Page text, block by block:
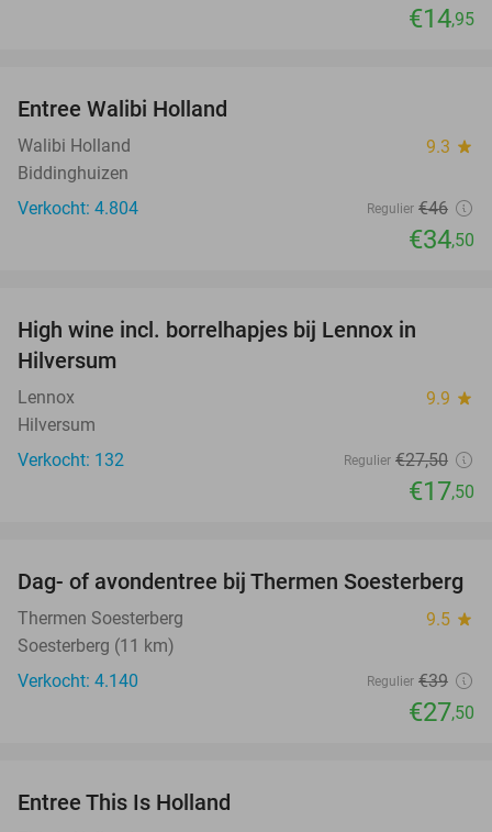
€14,95
Entree Walibi Holland
Walibi Holland 9.3 star
Biddinghuizen
Verkocht: 4.804
Regulier €46
€34,50
High wine incl. borrelhapjes bij Lennox in
Hilversum
Lennox 9.9 star
Hilversum
Verkocht: 132
Regulier €27,50
€17,50
29%
Dag- of avondentree bij Thermen Soesterberg
Thermen Soesterberg 9.5 star
Soesterberg (11 km)
Verkocht: 4.140
Regulier €39
€27,50
Entree This Is Holland